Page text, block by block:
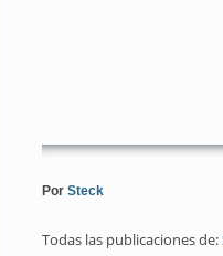
Por Steck
Todas las publicaciones de: